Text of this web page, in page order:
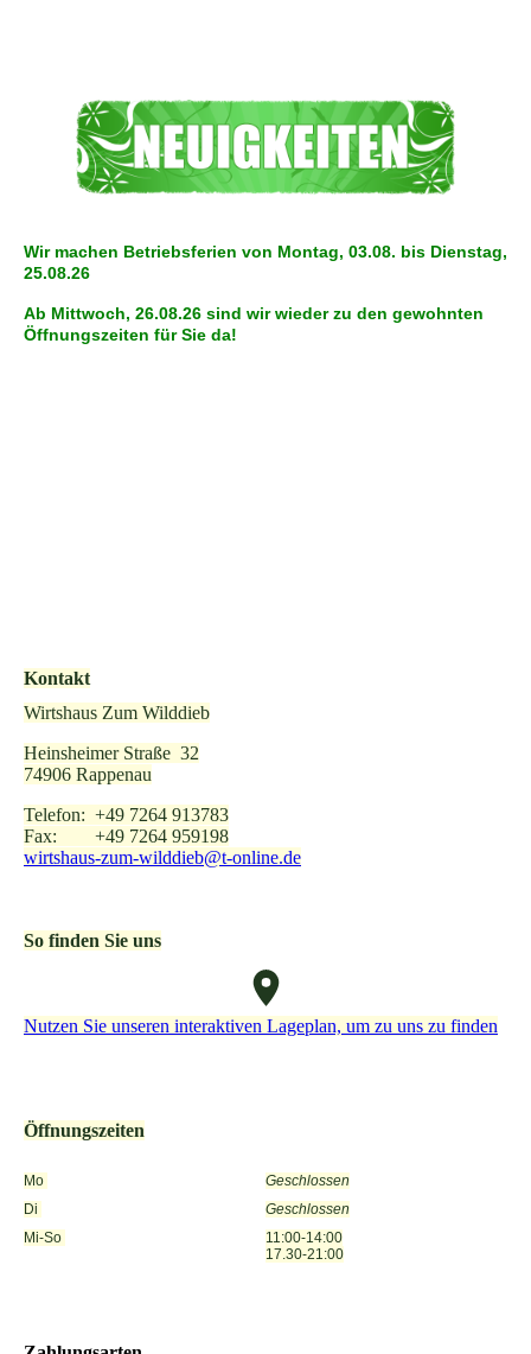
Wir machen Betriebsferien von Montag, 03.08. bis Dienstag,
25.08.26
Ab Mittwoch, 26.08.26 sind wir wieder zu den gewohnten
Öffnungszeiten für Sie da!
Kontakt
Wirtshaus Zum Wilddieb
Heinsheimer Straße 32
74906 Rappenau
Telefon: +49 7264 913783
Fax: +49 7264 959198
wirtshaus-zum-wilddieb@t-online.de
So finden Sie uns
Nutzen Sie unseren interaktiven La­ge­plan, um zu uns zu finden
Öffnungszeiten
Mo
Geschlossen
Di
Geschlossen
Mi-So
11:00-14:00
17.30-21:00